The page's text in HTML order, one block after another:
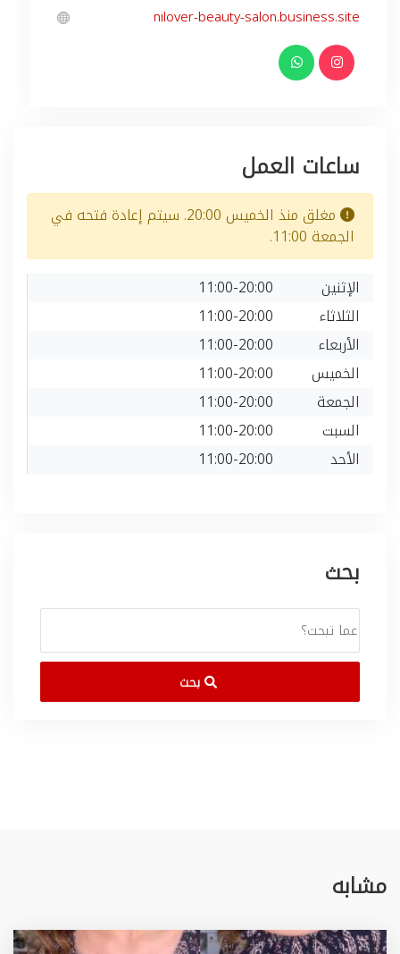
nilover-beauty-salon.business.site
ساعات العمل
مغلق منذ الخميس 20:00. سيتم إعادة فتحه في
الجمعة 11:00.
الإثنين
11:00-20:00
الثلاثاء
11:00-20:00
الأربعاء
11:00-20:00
الخميس
11:00-20:00
الجمعة
11:00-20:00
السبت
11:00-20:00
الأحد
11:00-20:00
بحث
بحث
مشابه